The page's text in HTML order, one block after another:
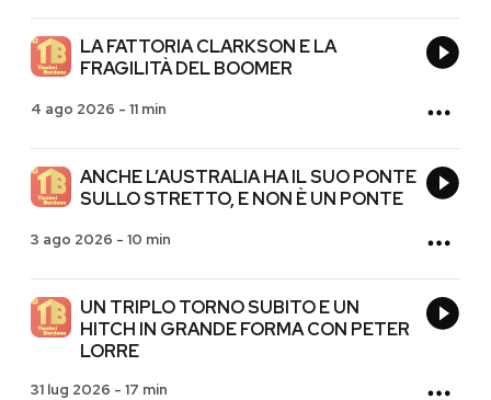
LA FATTORIA CLARKSON E LA
FRAGILITÀ DEL BOOMER
4 ago 2026 - 11 min
ANCHE L’AUSTRALIA HA IL SUO PONTE
SULLO STRETTO, E NON È UN PONTE
3 ago 2026 - 10 min
UN TRIPLO TORNO SUBITO E UN
HITCH IN GRANDE FORMA CON PETER
LORRE
31 lug 2026 - 17 min